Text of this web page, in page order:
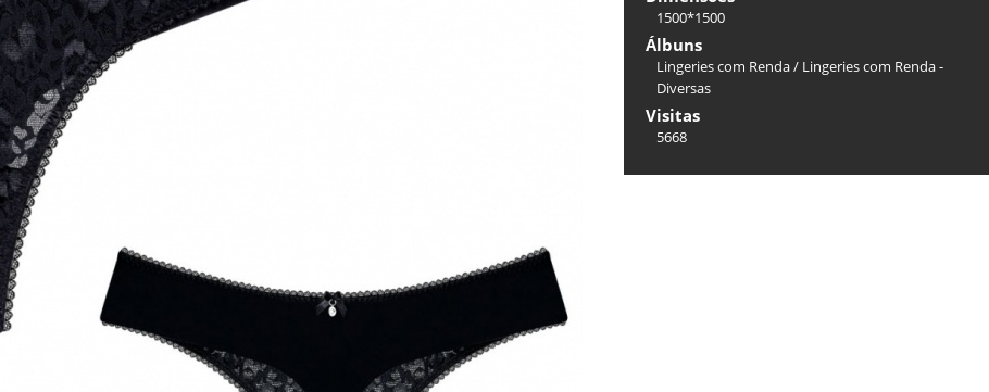
1500*1500
Álbuns
Lingeries com Renda/ Lingeries com Renda -
Diversas
Visitas
5668